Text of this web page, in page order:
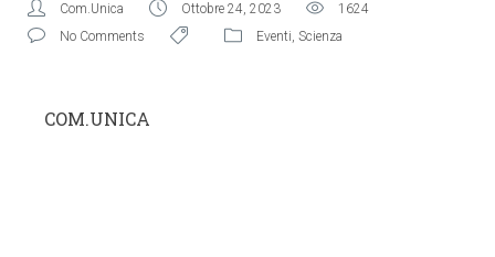
Com.Unica Ottobre 24, 2023
1624
No Comments
Eventi, Scienza
COM.UNICA